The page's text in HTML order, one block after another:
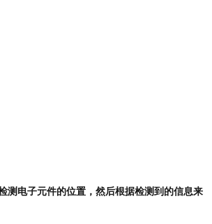
测电子元件的位置，然后根据检测到的信息来